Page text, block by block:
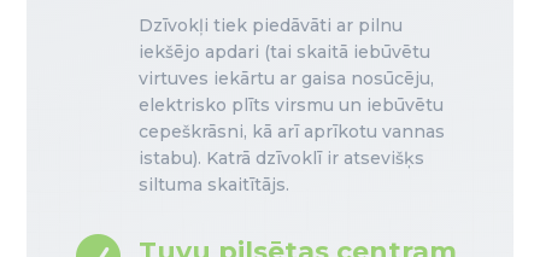
Dzīvokļi tiek piedāvāti ar pilnu
iekšējo apdari (tai skaitā iebūvētu
virtuves iekārtu ar gaisa nosūcēju,
elektrisko plīts virsmu un iebūvētu
cepeškrāsni, kā arī aprīkotu vannas
istabu). Katrā dzīvoklī ir atsevišķs
siltuma skaitītājs.